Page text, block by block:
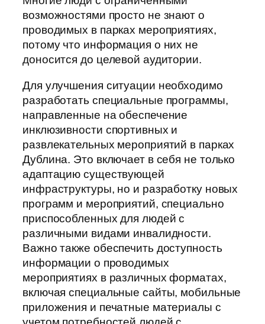
возможностями просто не знают о
проводимых в парках мероприятиях,
потому что информация о них не
доносится до целевой аудитории.
Для улучшения ситуации необходимо
разработать специальные программы,
направленные на обеспечение
инклюзивности спортивных и
развлекательных мероприятий в парках
Дублина. Это включает в себя не только
адаптацию существующей
инфраструктуры, но и разработку новых
программ и мероприятий, специально
приспособленных для людей с
различными видами инвалидности.
Важно также обеспечить доступность
информации о проводимых
мероприятиях в различных форматах,
включая специальные сайты, мобильные
приложения и печатные материалы с